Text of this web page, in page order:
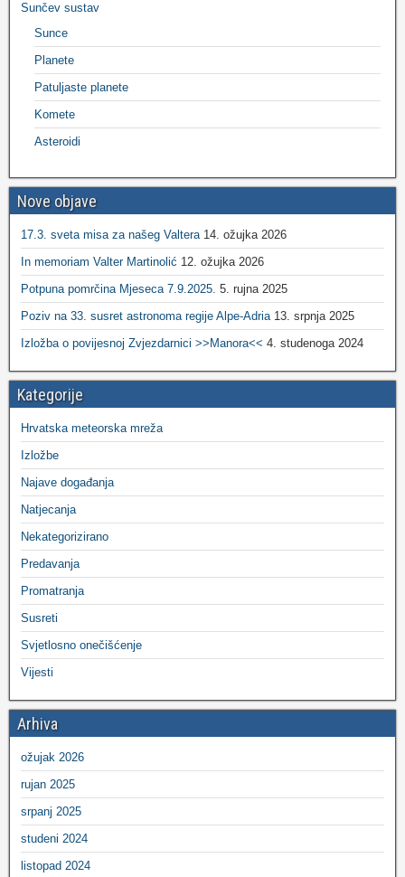
Sunčev sustav
Sunce
Planete
Patuljaste planete
Komete
Asteroidi
Nove objave
17.3. sveta misa za našeg Valtera 14. ožujka 2026
In memoriam Valter Martinolić 12. ožujka 2026
Potpuna pomrčina Mjeseca 7.9.2025. 5. rujna 2025
Poziv na 33. susret astronoma regije Alpe-Adria 13. srpnja 2025
Izložba o povijesnoj Zvjezdarnici >>Manora<< 4. studenoga 2024
Kategorije
Hrvatska meteorska mreža
Izložbe
Najave događanja
Natjecanja
Nekategorizirano
Predavanja
Promatranja
Susreti
Svjetlosno onečišćenje
Vijesti
Arhiva
ožujak 2026
rujan 2025
srpanj 2025
studeni 2024
listopad 2024